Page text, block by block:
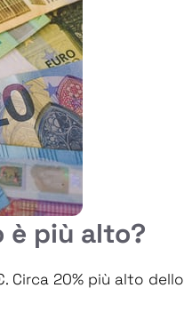
è più alto?
Circa 20% più alto dello